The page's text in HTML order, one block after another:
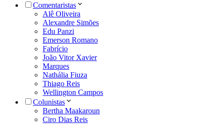
Comentaristas
Alê Oliveira
Alexandre Simões
Edu Panzi
Emerson Romano
Fabrício
João Vitor Xavier
Marques
Nathália Fiuza
Thiago Reis
Wellington Campos
Colunistas
Bertha Maakaroun
Ciro Dias Reis